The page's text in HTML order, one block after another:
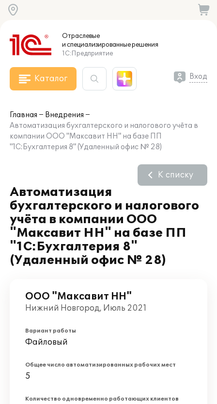
Отраслевые
и специализированныерешения
1С:Предприятие
Каталог Вход
Главная
Внедрения
Автоматизация бухгалтерского и налогового учёта в
компании ООО "Максавит НН" на базе ПП
"1С:Бухгалтерия 8" (Удаленный офис № 28)
Автоматизация
бухгалтерского и налогового
учёта в компании ООО
"Максавит НН" на базе ПП
"1С:Бухгалтерия 8"
(Удаленный офис № 28)
К списку
ООО "Максавит НН"
Нижний Новгород, Июль 2021
Вариант работы
Файловый
Общее число автоматизированных рабочих мест
5
Количество одновременно работающих клиентов